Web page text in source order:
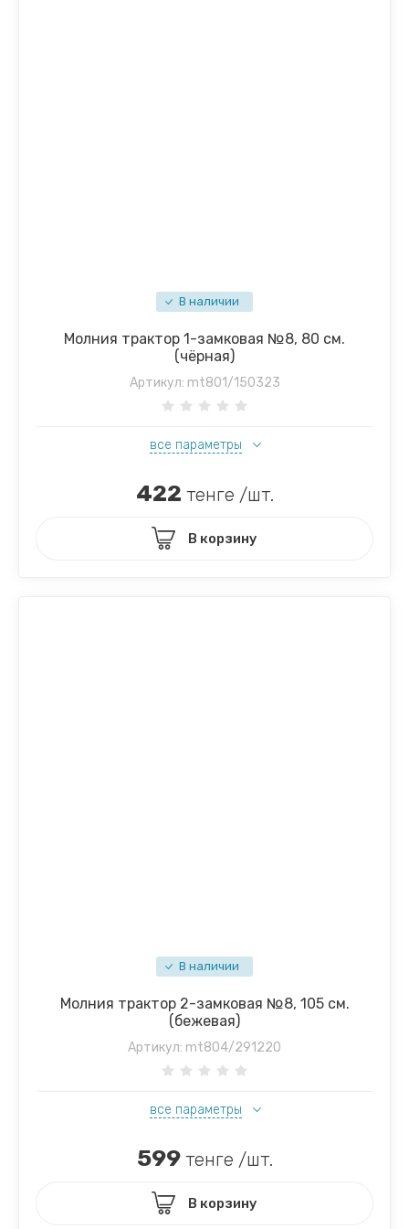
В наличии
Молния трактор 1-замковая №8, 80 см.
(чёрная)
Артикул: mt801/150323
все параметры
422 тенге /шт.
В корзину
В наличии
Молния трактор 2-замковая №8, 105 см.
(бежевая)
Артикул: mt804/291220
все параметры
599тенге /шт.
В корзину